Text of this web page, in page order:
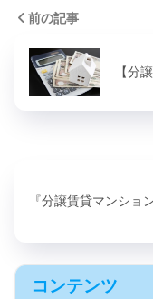
前の記事
【分
『分譲賃貸マンショ
コンテンツ